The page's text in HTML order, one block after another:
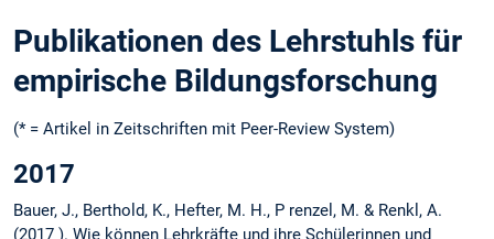
Publikationen des Lehrstuhls für
empirische Bildungsforschung
(* = Artikel in Zeitschriften mit Peer-Review System)
2017
Bauer, J., Berthold, K., Hefter, M. H., P renzel, M. & Renkl, A.
(2017 ). Wie können Lehrkräfte und ihre Schülerinnen und